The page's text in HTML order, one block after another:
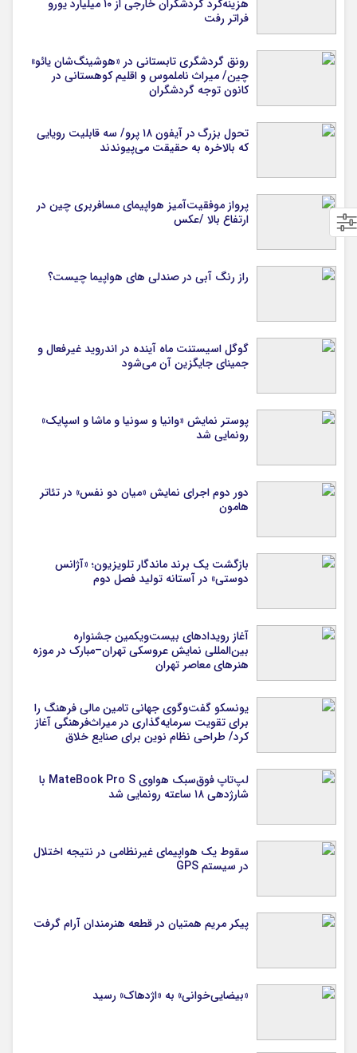
هزینه‌کرد گردشگران خارجی از ۱۰ میلیارد یورو
فراتر رفت
رونق گردشگری تابستانی در «هوشینگ‌شان یائو»
چین/ میراث ناملموس و اقلیم کوهستانی در
کانون توجه گردشگران
تحول بزرگ در آیفون ۱۸ پرو/ سه قابلیت رویایی
که بالاخره به حقیقت می‌پیوندند
پرواز موفقیت‌آمیز هواپیمای مسافربری چین در
ارتفاع بالا /عکس
راز رنگ آبی در صندلی های هواپیما چیست؟
گوگل اسیستنت ماه آینده در اندروید غیرفعال و
جمینای جایگزین آن می‌شود
پوستر نمایش «وانیا و سونیا و ماشا و اسپایک»
رونمایی شد
دور دوم اجرای نمایش «میان دو نفس» در تئاتر
هامون
بازگشت یک برند ماندگار تلویزیون؛ «آژانس
دوستی» در آستانه تولید فصل دوم
آغاز رویدادهای بیست‌ویکمین جشنواره
بین‌المللی نمایش عروسکی تهران–مبارک در موزه
هنرهای معاصر تهران
یونسکو گفت‌وگوی جهانی تامین مالی فرهنگ را
برای تقویت سرمایه‌گذاری در میراث‌فرهنگی آغاز
کرد/ طراحی نظام نوین برای صنایع خلاق
لپ‌تاپ فوق‌سبک هواوی MateBook Pro S با
شارژدهی ۱۸ ساعته رونمایی شد
سقوط یک هواپیمای غیرنظامی در نتیجه اختلال
در سیستم‌ GPS
پیکر مریم همتیان در قطعه هنرمندان آرام گرفت
«بیضایی‌خوانی» به «اژدهاک» رسید